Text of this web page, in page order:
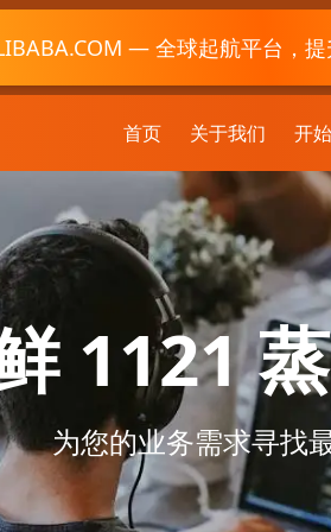
— 全球起航平台，提
首页 关于我们 开
1121
为您的业务需求寻找